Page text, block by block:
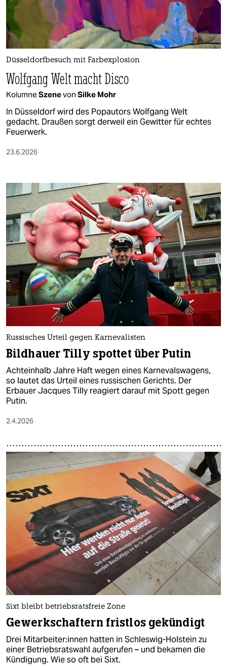
nord
wahrheit
verlag
veranstaltungen
shop
fragen & hilfe
abo
genossenschaft
epaper login
Düsseldorfbesuch mit Farbexplosion
Wolfgang Welt macht Disco
KolumneSzenevon Silke Mohr
In Düsseldorf wird des Popautors Wolfgang Welt
gedacht. Draußen sorgt derweil ein Gewitter für echtes
Feuerwerk.
23.6.2026
Russisches Urteil gegen Karnevalisten
Bildhauer Tilly spottet über Putin
Achteinhalb Jahre Haft wegen eines Karnevalswagens,
so lautet das Urteil eines russischen Gerichts. Der
Erbauer Jacques Tilly reagiert darauf mit Spott gegen
Putin.
2.4.2026
Sixt bleibt betriebsratsfreie Zone
Gewerkschaftern fristlos gekündigt
Drei Mit­ar­bei­te­r:in­nen hatten in Schleswig-Holstein zu
einer Betriebsratswahl aufgerufen – und bekamen die
Kündigung. Wie so oft bei Sixt.